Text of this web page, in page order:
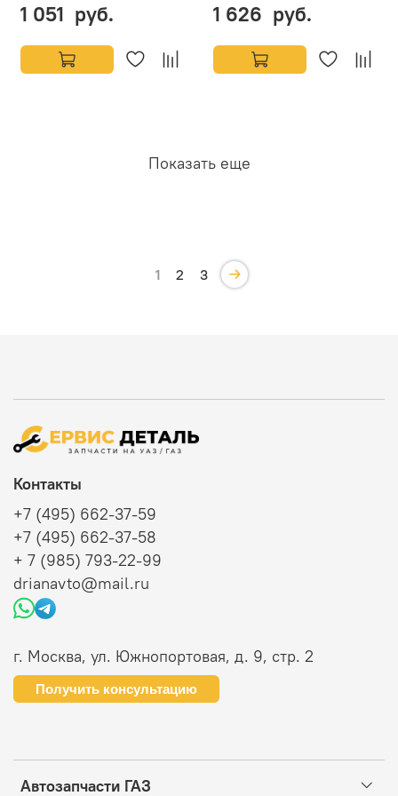
1 051 руб. 1 626 руб.
Показать еще
1 2 3
Автозапчасти ГАЗ
Контакты
+7 (495) 662-37-59
+7 (495) 662-37-58
+ 7 (985) 793-22-99
drianavto@mail.ru
г. Москва, ул. Южнопортовая, д. 9, стр. 2
Получить консультацию